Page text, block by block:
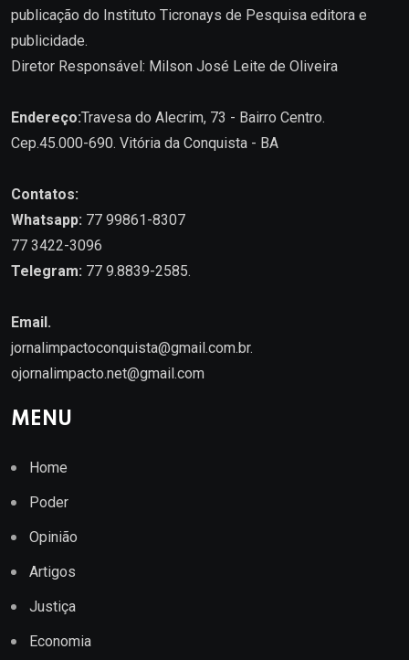
publicação do Instituto Ticronays de Pesquisa editora e
publicidade.
Diretor Responsável: Milson José Leite de Oliveira
Endereço:Travesa do Alecrim, 73 - Bairro Centro.
Cep.45.000-690. Vitória da Conquista - BA
Contatos:
Whatsapp: 77 99861-8307
77 3422-3096
Telegram: 77 9.8839-2585.
Email.
jornalimpactoconquista@gmail.com.br.
ojornalimpacto.net@gmail.com
MENU
Home
Poder
Opinião
Artigos
Justiça
Economia